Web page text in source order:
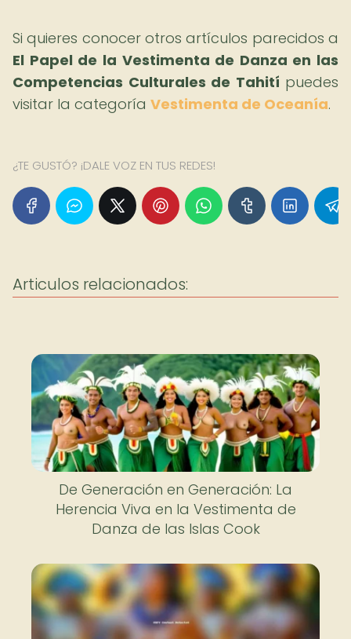
Si quieres conocer otros artículos parecidos a
El Papel de la Vestimenta de Danza en las
Competencias Culturales de Tahití puedes
visitar la categoría Vestimenta de Oceanía.
¿TE GUSTÓ? ¡DALE VOZ EN TUS REDES!
Articulos relacionados:
De Generación en Generación: La
Herencia Viva en la Vestimenta de
Danza de las Islas Cook